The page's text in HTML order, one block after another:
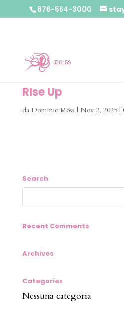
876-564-3000
RIse Up
da Dominic Moss | Nov 2, 2025|
Search
Recent Comments
Archives
Categories
Nessuna categoria